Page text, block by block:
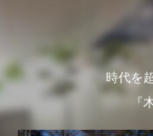
時代を
『